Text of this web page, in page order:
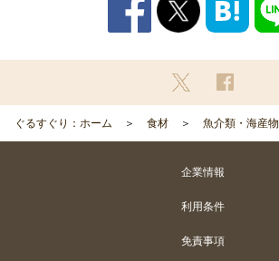
ぐるすぐり：ホーム 食材 魚介類・海産物
企業情報
利用条件
免責事項